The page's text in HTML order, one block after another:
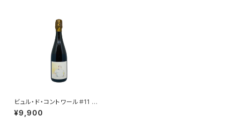
ビュル・ド・コントワール＃11 テリ
ーヌ・エ・ジャルダン トラディシ
オン デュフール
¥9,900